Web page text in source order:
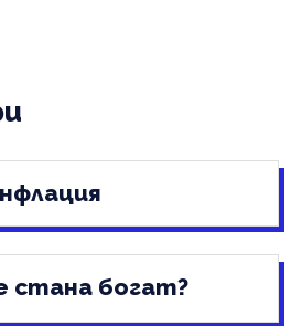
стана богат?